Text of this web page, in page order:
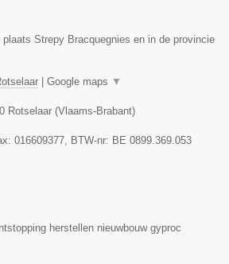
Strepy Bracquegnies en in de provincie
| Google maps ▼
Rotselaar (Vlaams-Brabant)
016609377 , BTW-nr: BE 0899.369.053
herstellen nieuwbouw gyproc